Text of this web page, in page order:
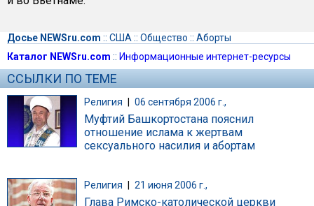
Досье NEWSru.com :: США :: Общество :: Аборты
Каталог NEWSru.com :: Информационные интернет-ресурсы
ССЫЛКИ ПО ТЕМЕ
Религия | 06 сентября 2006 г.,
Муфтий Башкортостана пояснил
отношение ислама к жертвам
сексуального насилия и абортам
Религия 21 июня 2006 г.,
Глава Римско-католической церкви